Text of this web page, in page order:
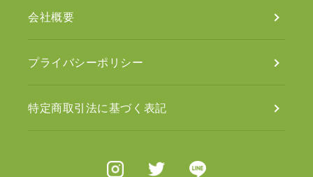
会社概要
プライバシーポリシー
特定商取引法に基づく表記
Instagram